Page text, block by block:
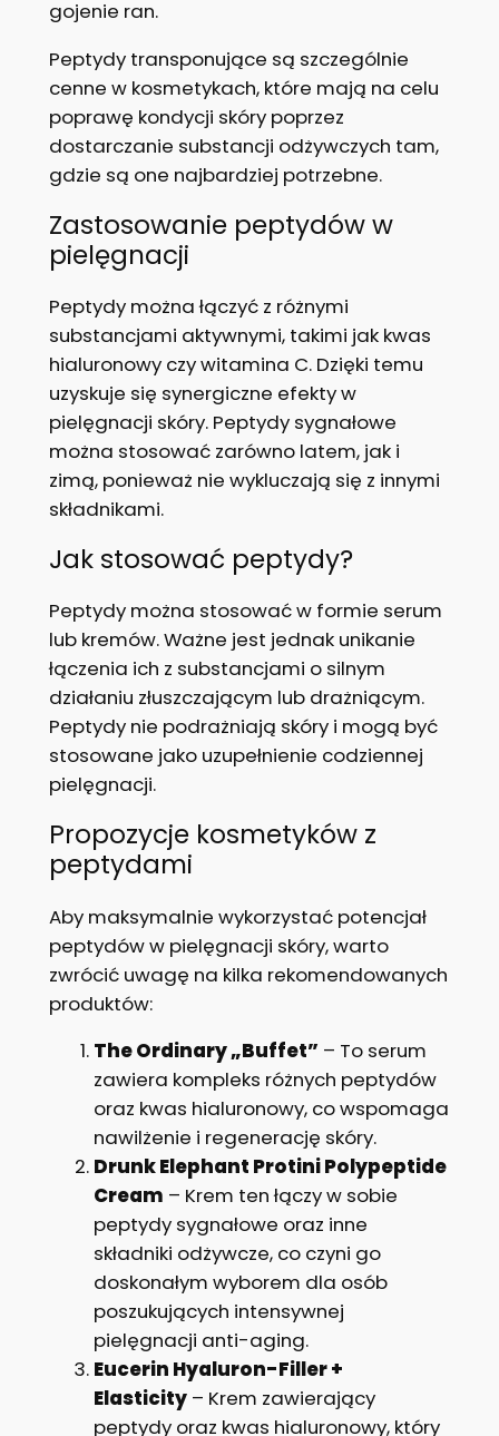
gojenie ran.
Peptydy transponujące są szczególnie
cenne w kosmetykach, które mają na celu
poprawę kondycji skóry poprzez
dostarczanie substancji odżywczych tam,
gdzie są one najbardziej potrzebne.
Zastosowanie peptydów w
pielęgnacji
Peptydy można łączyć z różnymi
substancjami aktywnymi, takimi jak kwas
hialuronowy czy witamina C. Dzięki temu
uzyskuje się synergiczne efekty w
pielęgnacji skóry. Peptydy sygnałowe
można stosować zarówno latem, jak i
zimą, ponieważ nie wykluczają się z innymi
składnikami.
Jak stosować peptydy?
Peptydy można stosować w formie serum
lub kremów. Ważne jest jednak unikanie
łączenia ich z substancjami o silnym
działaniu złuszczającym lub drażniącym.
Peptydy nie podrażniają skóry i mogą być
stosowane jako uzupełnienie codziennej
pielęgnacji.
Propozycje kosmetyków z
peptydami
Aby maksymalnie wykorzystać potencjał
peptydów w pielęgnacji skóry, warto
zwrócić uwagę na kilka rekomendowanych
produktów:
The Ordinary „Buffet” – To serum
zawiera kompleks różnych peptydów
oraz kwas hialuronowy, co wspomaga
nawilżenie i regenerację skóry.
Drunk Elephant Protini Polypeptide
Cream – Krem ten łączy w sobie
peptydy sygnałowe oraz inne
składniki odżywcze, co czyni go
doskonałym wyborem dla osób
poszukujących intensywnej
pielęgnacji anti-aging.
Eucerin Hyaluron-Filler +
Elasticity– Krem zawierający
peptydy oraz kwas hialuronowy, który